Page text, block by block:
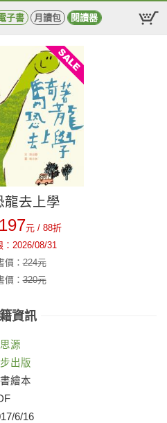
子書 月讀包 閱讀器
龍去上學
197元 / 88折
2026/08/31
價：224元
價：320元
資訊
源
出版
繪本
6/16